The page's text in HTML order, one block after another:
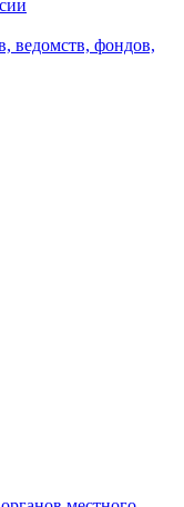
ведомств, фондов,